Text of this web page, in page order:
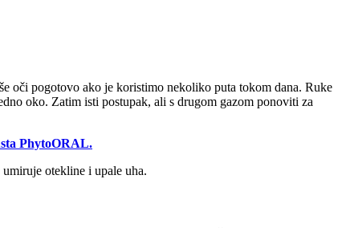
oči pogotovo ako je koristimo nekoliko puta tokom dana. Ruke
oko. Zatim isti postupak, ali s drugom gazom ponoviti za
PhytoORAL.
otekline i upale uha.